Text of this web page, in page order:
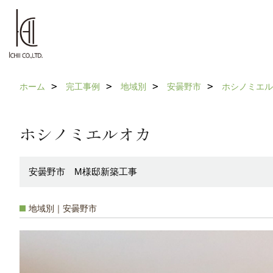
ホーム 完工事例 地域別 安曇野市 ホシノミエ
ホシノミエルオカ
安曇野市 M様邸新築工事
地域別｜安曇野市